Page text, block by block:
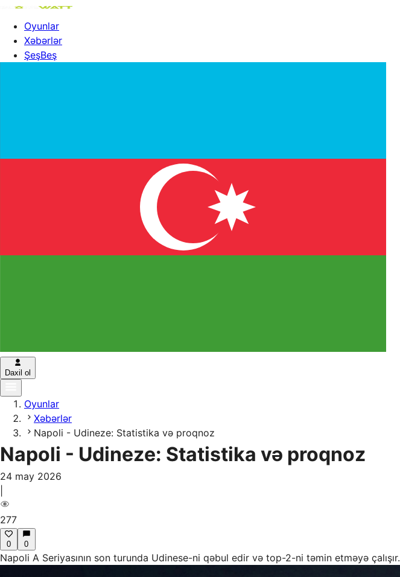
Oyunlar
Xəbərlər
ŞeşBeş
Daxil ol
Oyunlar
Xəbərlər
Napoli - Udineze: Statistika və proqnoz
Napoli - Udineze: Statistika və proqnoz
24 may 2026
277
0 0
Napoli A Seriyasının son turunda Udinese-ni qəbul edir və top-2-ni təmin etməyə çalışır.